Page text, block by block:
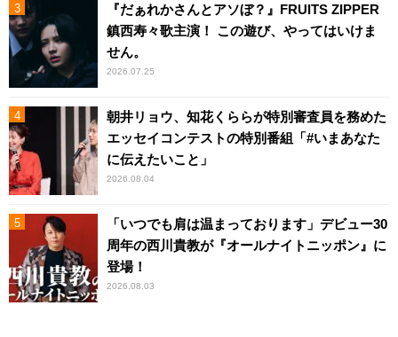
『だぁれかさんとアソぼ？』FRUITS ZIPPER
鎮西寿々歌主演！ この遊び、やってはいけま
せん。
2026.07.25
朝井リョウ、知花くららが特別審査員を務めた
エッセイコンテストの特別番組「#いまあなた
に伝えたいこと」
2026.08.04
「いつでも肩は温まっております」デビュー30
周年の西川貴教が『オールナイトニッポン』に
登場！
2026.08.03